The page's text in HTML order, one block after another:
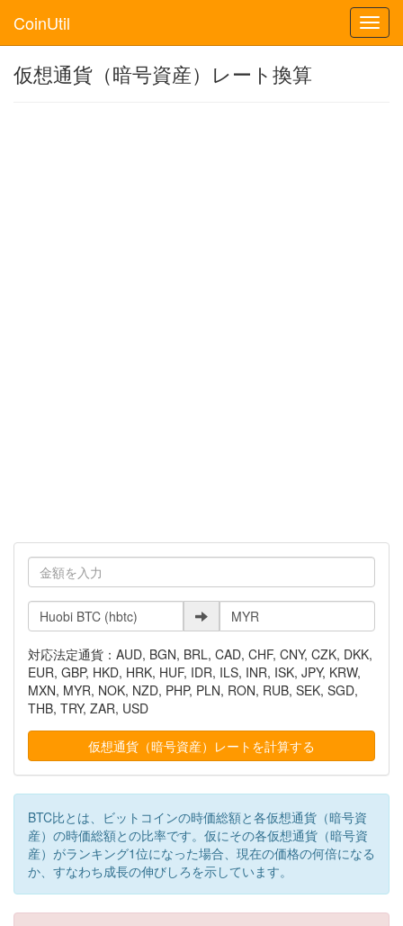
CoinUtil
仮想通貨（暗号資産）レート換算
対応法定通貨：AUD, BGN, BRL, CAD, CHF, CNY, CZK, DKK,
EUR, GBP, HKD, HRK, HUF, IDR, ILS, INR, ISK, JPY, KRW,
MXN, MYR, NOK, NZD, PHP, PLN, RON, RUB, SEK, SGD,
THB, TRY, ZAR, USD
BTC比とは、ビットコインの時価総額と各仮想通貨（暗号資
産）の時価総額との比率です。仮にその各仮想通貨（暗号資
産）がランキング1位になった場合、現在の価格の何倍になる
か、すなわち成長の伸びしろを示しています。